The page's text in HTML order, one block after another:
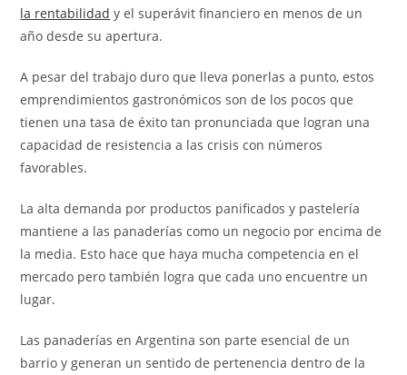
la rentabilidad y el superávit financiero en menos de un
año desde su apertura.
A pesar del trabajo duro que lleva ponerlas a punto, estos
emprendimientos gastronómicos son de los pocos que
tienen una tasa de éxito tan pronunciada que logran una
capacidad de resistencia a las crisis con números
favorables.
La alta demanda por productos panificados y pastelería
mantiene a las panaderías como un negocio por encima de
la media. Esto hace que haya mucha competencia en el
mercado pero también logra que cada uno encuentre un
lugar.
Las panaderías en Argentina son parte esencial de un
barrio y generan un sentido de pertenencia dentro de la